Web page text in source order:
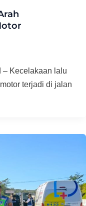
– Kecelakaan lalu
terjadi di jalan